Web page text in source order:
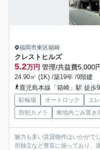
福岡市東区箱崎
クレストヒルズ
5.2万円 管理/共益費5,000
24.90㎡ (1K) /築19年 /9階建
鹿児島本線「箱崎」駅 徒歩
駐輪場 オートロック エ
防犯カメラ
敷地内ごみ置き
魅力も多い賃貸物件はいかがで
所独立など豊富に揃っており、